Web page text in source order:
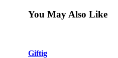
You May Also Like
Giftig